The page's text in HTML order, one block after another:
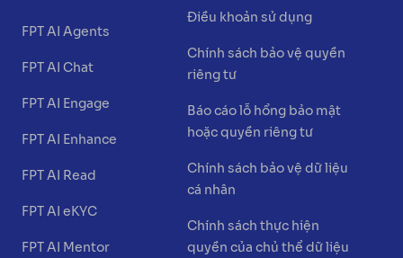
FPT AI Agents
FPT AI Chat
FPT AI Engage
FPT AI Enhance
FPT AI Read
FPT AI eKYC
FPT AI Mentor
Điều khoản sử dụng
Chính sách bảo vệ quyền
riêng tư
Báo cáo lỗ hổng bảo mật
hoặc quyền riêng tư
Chính sách bảo vệ dữ liệu
cá nhân
Chính sách thực hiện
quyền của chủ thể dữ liệu